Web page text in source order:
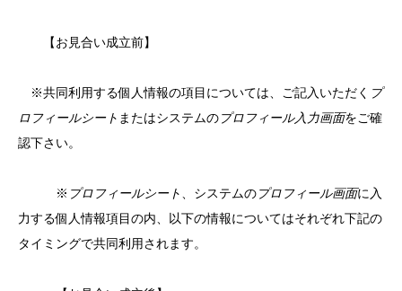
【お見合い成立前】
※共同利用する個人情報の項目については、ご記入いただく プ
ロフィールシート またはシステムの プロフィール入力画面をご確
認下さい。
※ プロフィールシート 、システムの プロフィール画面に入
力する個人情報項目の内、以下の情報についてはそれぞれ下記の
タイミングで共同利用されます。